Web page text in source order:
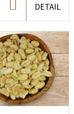
KOŠÍKA
DETAIL